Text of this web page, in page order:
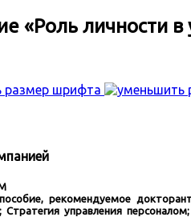
«Роль личности
размер шрифта
рекомендуемое
управления